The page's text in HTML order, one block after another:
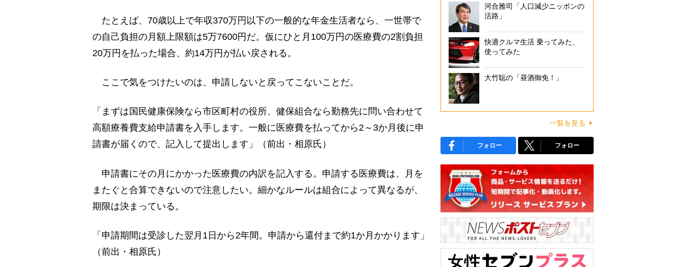
たとえば、70歳以上で年収370万円以下の一般的な年金生活者なら、一世帯で
の自己負担の月額上限額は5万7600円だ。仮にひと月100万円の医療費の2割負担
20万円を払った場合、約14万円が払い戻される。
ここで気をつけたいのは、申請しないと戻ってこないことだ。
「まずは国民健康保険なら市区町村の役所、健保組合なら勤務先に問い合わせて
高額療養費支給申請書を入手します。一般に医療費を払ってから2～3か月後に申
請書が届くので、記入して提出します」（前出・相原氏）
申請書にその月にかかった医療費の内訳を記入する。申請する医療費は、月を
またぐと合算できないので注意したい。細かなルールは組合によって異なるが、
期限は決まっている。
「申請期間は受診した翌月1日から2年間。申請から還付まで約1か月かかります」
（前出・相原氏）
河合雅司「人口減少ニッポンの
活路」
快適クルマ生活 乗ってみた、
使ってみた
大竹聡の「昼酒御免！」
一覧を見る
フォロー フォロー